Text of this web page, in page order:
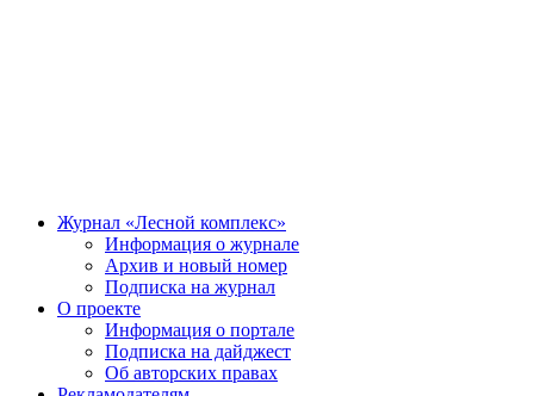
Журнал «Лесной комплекс»
Информация о журнале
Архив и новый номер
Подписка на журнал
О проекте
Информация о портале
Подписка на дайджест
Об авторских правах